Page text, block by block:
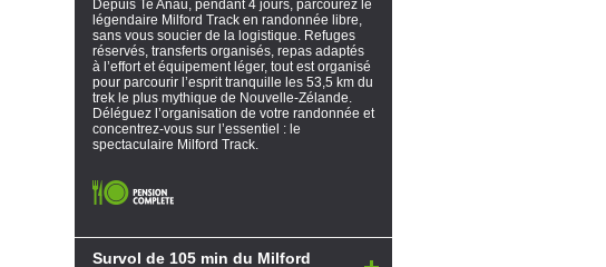
Depuis Te Anau, pendant 4 jours, parcourez le
légendaire Milford Track en randonnée libre,
sans vous soucier de la logistique. Refuges
réservés, transferts organisés, repas adaptés
à l’effort et équipement léger, tout est organisé
pour parcourir l’esprit tranquille les 53,5 km du
trek le plus mythique de Nouvelle-Zélande.
Déléguez l’organisation de votre randonnée et
concentrez-vous sur l’essentiel : le
spectaculaire Milford Track.
Survol de 105 min du Milford